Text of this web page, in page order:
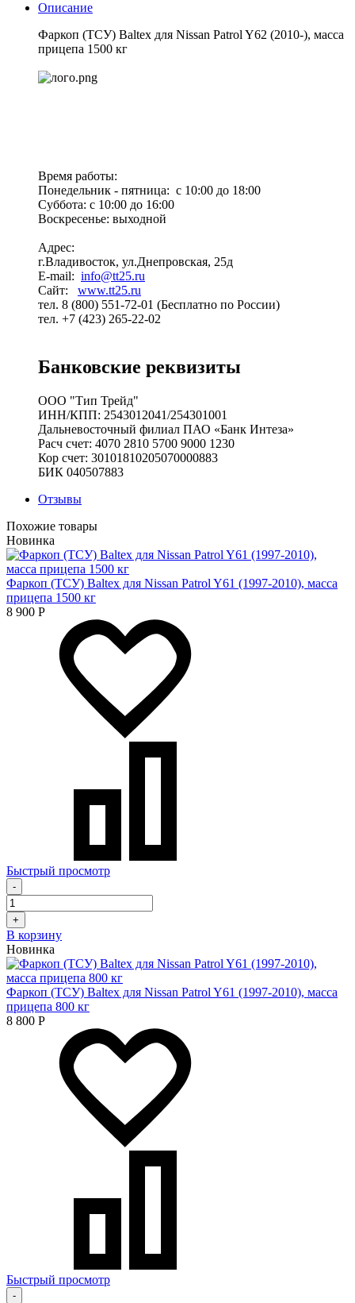
Описание
Фаркоп (ТСУ) Baltex для Nissan Patrol Y62 (2010-), масса
прицепа 1500 кг
Время работы:
Понедельник - пятница: с 10:00 до 18:00
Суббота: с 10:00 до 16:00
Воскресенье: выходной
Адрес:
г.Владивосток, ул.Днепровская, 25д
E-mail: info@tt25.ru
Сайт: www.tt25.ru
тел. 8 (800) 551-72-01 (Бесплатно по России)
тел. +7 (423) 265-22-02
Банковские реквизиты
ООО "Тип Трейд"
ИНН/КПП: 2543012041/254301001
Дальневосточный филиал ПАО «Банк Интеза»
Расч счет: 4070 2810 5700 9000 1230
Кор счет: 30101810205070000883
БИК 040507883
Отзывы
Похожие товары
Новинка
Фаркоп (ТСУ) Baltex для Nissan Patrol Y61 (1997-2010), масса
прицепа 1500 кг
8 900 Р
Быстрый просмотр
-
+
В корзину
Новинка
Фаркоп (ТСУ) Baltex для Nissan Patrol Y61 (1997-2010), масса
прицепа 800 кг
8 800 Р
Быстрый просмотр
-